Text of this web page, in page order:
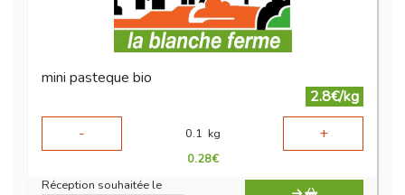
mini pasteque bio
2.8€/kg
-
0.1 kg +
0.28€
Réception souhaitée le